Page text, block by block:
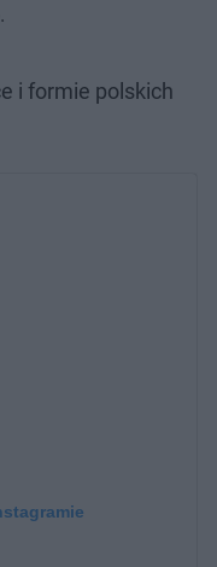
i formie polskich